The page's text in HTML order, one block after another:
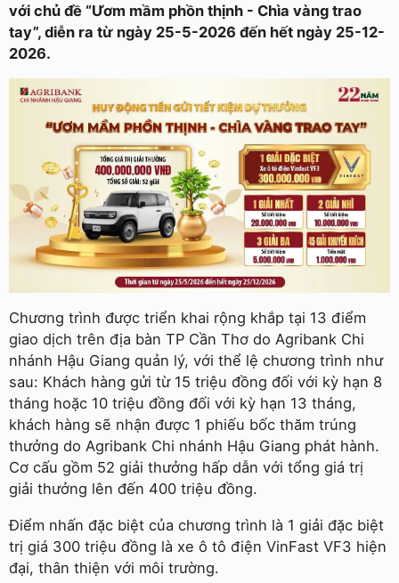
với chủ đề “Ươm mầm phồn thịnh - Chìa vàng trao
tay”, diễn ra từ ngày 25-5-2026 đến hết ngày 25-12-
2026.
Chương trình được triển khai rộng khắp tại 13 điểm
giao dịch trên địa bàn TP Cần Thơ do Agribank Chi
nhánh Hậu Giang quản lý, với thể lệ chương trình như
sau: Khách hàng gửi từ 15 triệu đồng đối với kỳ hạn 8
tháng hoặc 10 triệu đồng đối với kỳ hạn 13 tháng,
khách hàng sẽ nhận được 1 phiếu bốc thăm trúng
thưởng do Agribank Chi nhánh Hậu Giang phát hành.
Cơ cấu gồm 52 giải thưởng hấp dẫn với tổng giá trị
giải thưởng lên đến 400 triệu đồng.
Điểm nhấn đặc biệt của chương trình là 1 giải đặc biệt
trị giá 300 triệu đồng là xe ô tô điện VinFast VF3 hiện
đại, thân thiện với môi trường.